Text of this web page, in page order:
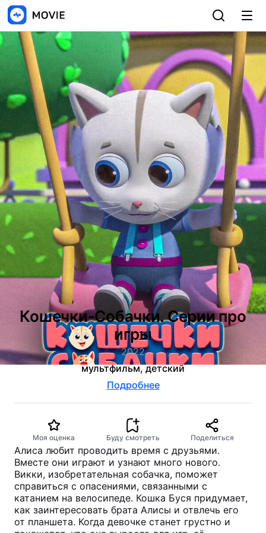
Кошечки-Собачки. Серии про
игры
2022
мультфильм, детский
Подробнее
Моя оценка Буду смотреть Поделиться
Алиса любит проводить время с друзьями.
Вместе они играют и узнают много нового.
Викки, изобретательная собачка, поможет
справиться с опасениями, связанными с
катанием на велосипеде. Кошка Буся придумает,
как заинтересовать брата Алисы и отвлечь его
от планшета. Когда девочке станет грустно и